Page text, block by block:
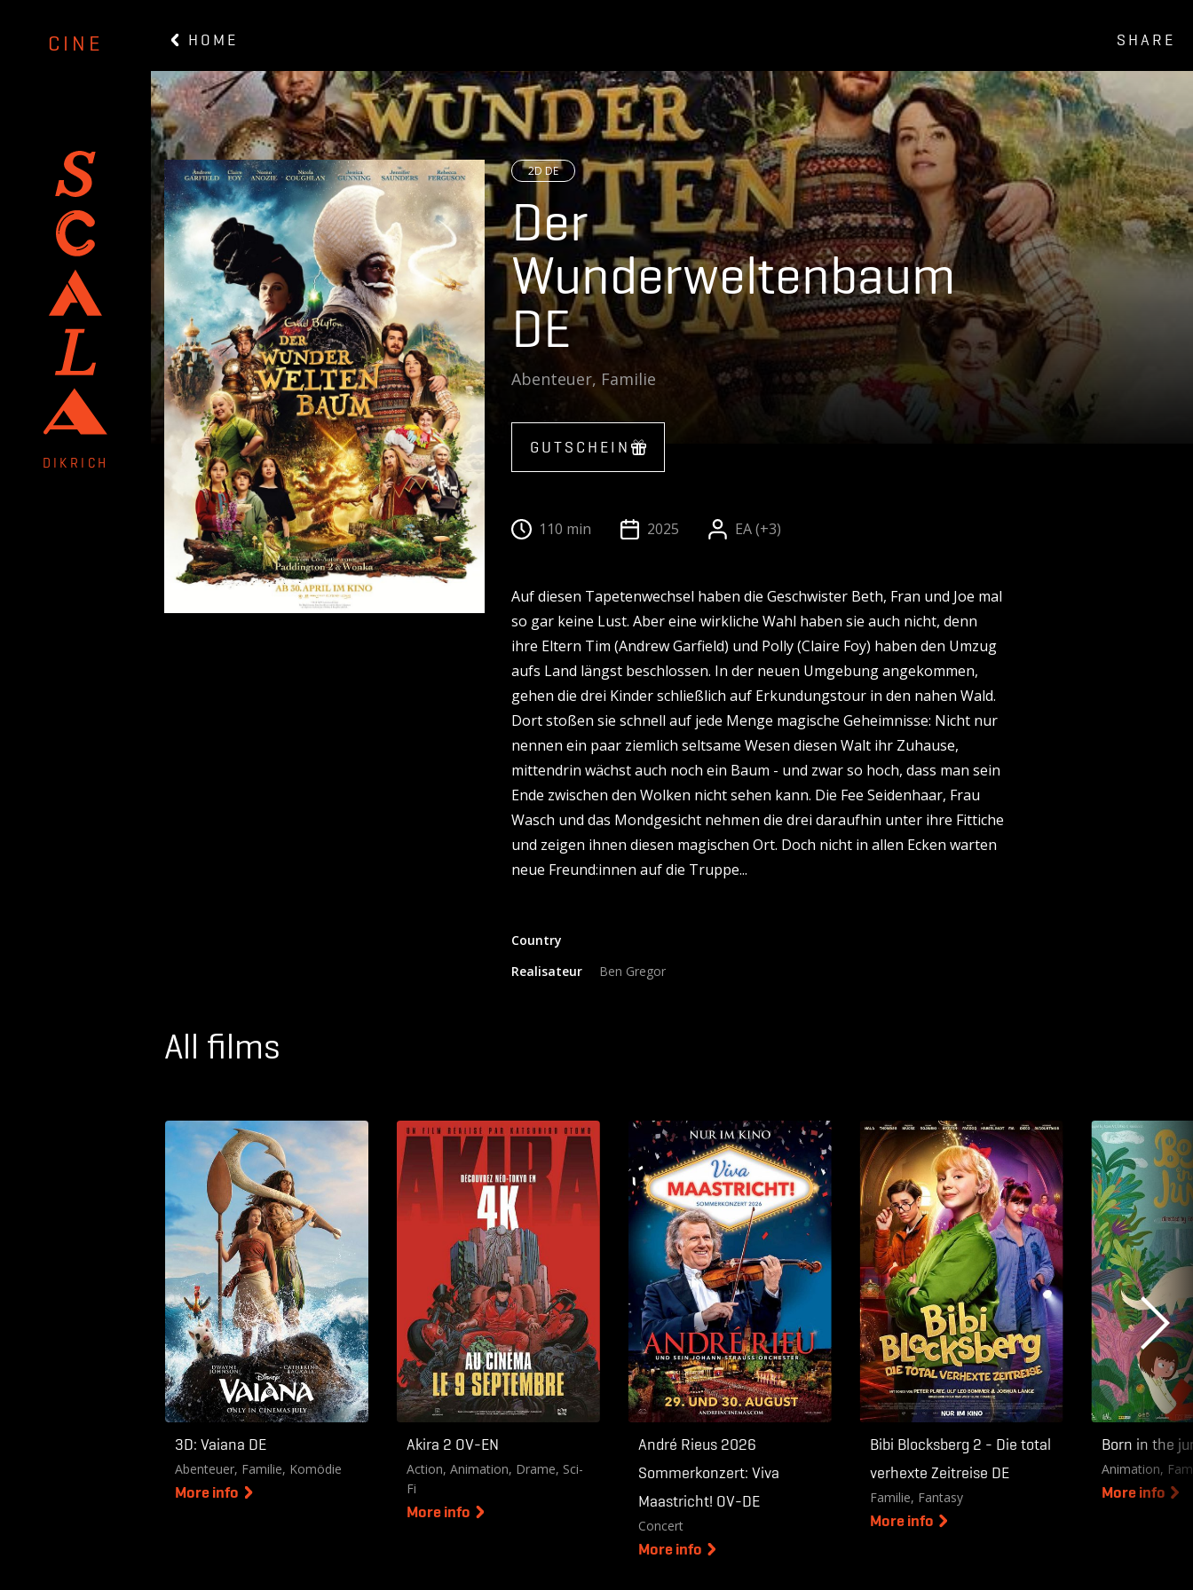
CINE
DIKRICH
HOME SHARE
2D DE
Der
Wunderweltenbaum
DE
Abenteuer, Familie
GUTSCHEIN
110 min 2025 EA (+3)
Auf diesen Tapetenwechsel haben die Geschwister Beth, Fran und Joe mal
so gar keine Lust. Aber eine wirkliche Wahl haben sie auch nicht, denn
ihre Eltern Tim (Andrew Garfield) und Polly (Claire Foy) haben den Umzug
aufs Land längst beschlossen. In der neuen Umgebung angekommen,
gehen die drei Kinder schließlich auf Erkundungstour in den nahen Wald.
Dort stoßen sie schnell auf jede Menge magische Geheimnisse: Nicht nur
nennen ein paar ziemlich seltsame Wesen diesen Walt ihr Zuhause,
mittendrin wächst auch noch ein Baum - und zwar so hoch, dass man sein
Ende zwischen den Wolken nicht sehen kann. Die Fee Seidenhaar, Frau
Wasch und das Mondgesicht nehmen die drei daraufhin unter ihre Fittiche
und zeigen ihnen diesen magischen Ort. Doch nicht in allen Ecken warten
Country
Realisateur
Ben Gregor
All films
3D: Vaiana DE
Abenteuer, Familie, Komödie
More info
3D DE
Akira 2 OV-EN
Action, Animation, Drame, Sci-
Fi
More info
2D OV-EN
André Rieus 2026
Sommerkonzert: Viva
Maastricht! OV-DE
Concert
More info
2D OV-DE
Bibi Blocksberg 2 - Die total
verhexte Zeitreise DE
Familie, Fantasy
More info
2D DE
Born in the
Animation,
More info
2D FR